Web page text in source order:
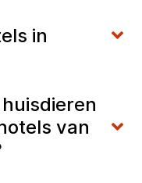
in
van